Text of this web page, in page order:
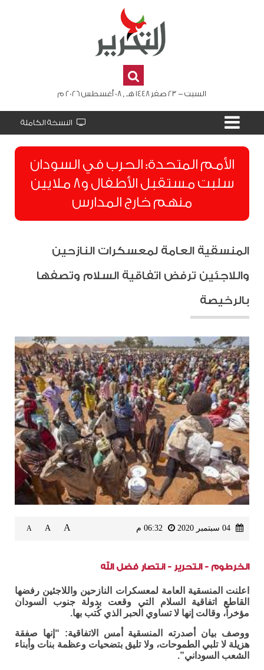
السبت - 23 صفر 1448 هـ , 08 أغسطس 2026 م
النسخة الكاملة
الأمم المتحدة: الحرب في السودان
سلبت مستقبل الأطفال و8 ملايين
منهم خارج المدارس
المنسقية العامة لمعسكرات النازحين
واللاجئين ترفض اتفاقية السلام وتصفها
بالرخيصة
A
A
A
الخرطوم - التحرير - انتصار فضل الله
اعلنت المنسقية العامة لمعسكرات النازحين واللاجئين رفضها
القاطع اتفاقية السلام التي وقعت بدولة جنوب السودان
مؤخراً، وقالت إنها لا تساوي الحبر الذي كُتب بها.
ووصف بيان أصدرته المنسقية أمس الاتفاقية: “إنها صفقة
هزيلة لا تلبي الطموحات، ولا تليق بتضحيات وعظمة بنات وأبناء
الشعب السوداني”.